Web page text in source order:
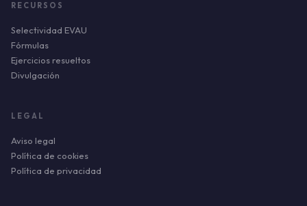
RECURSOS
Selectividad EVAU
Fórmulas
Ejercicios resueltos
Divulgación
LEGAL
Aviso legal
Política de cookies
Política de privacidad